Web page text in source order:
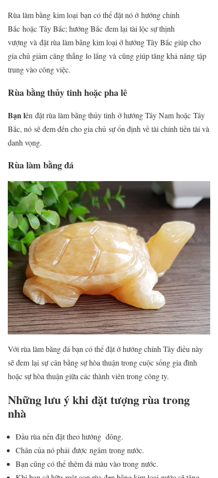
Rùa làm bằng kim loại bạn có thể đặt nó ở hướng chính
Bắc hoặc Tây Bắc; hướng Bắc đem lại tài lộc sự thịnh
vượng và đặt rùa làm bằng kim loại ở hướng Tây Bắc giúp cho
gia chủ giảm căng thẳng lo lắng và cũng giúp tăng khả năng tập
trung vào công việc.
Rùa bằng thủy tinh hoặc pha lê
Bạn lên đặt rùa làm bằng thủy tinh ở hướng Tây Nam hoặc Tây
Bắc, nó sẽ đem đến cho gia chủ sự ổn định về tài chính tiền tài và
danh vọng.
Rùa làm bằng đá
Với rùa làm bằng đá bạn có thể đặt ở hướng chính Tây điều này
sẽ đem lại sự cân bằng sự hòa thuận trong cuộc sống gia đình
hoặc sự hòa thuận giữa các thành viên trong công ty.
Những lưu ý khi đặt tượng rùa trong
nhà
Đầu rùa nến đặt theo hướng đông.
Chân của nó phải được ngâm trong nước.
Bạn cũng có thể thêm đá màu vào trong nước.